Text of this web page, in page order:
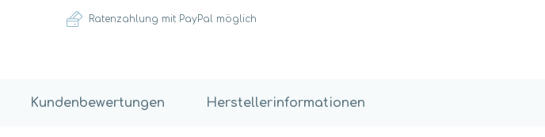
Ratenzahlung mit PayPal möglich
Kundenbewertungen Herstellerinformationen